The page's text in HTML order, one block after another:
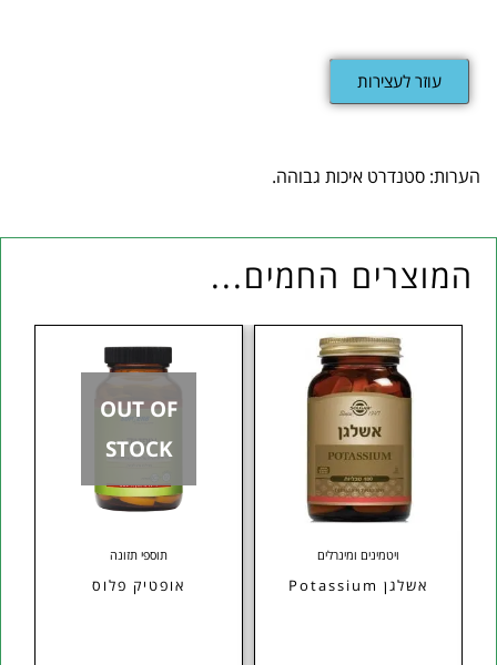
עוזר לעצירות
הערות: סטנדרט איכות גבוהה.
המוצרים החמים...
ויטמינים ומינרלים
אשלגן Potassium
OUT OF
STOCK
תוספי תזונה
אופטיק פלוס